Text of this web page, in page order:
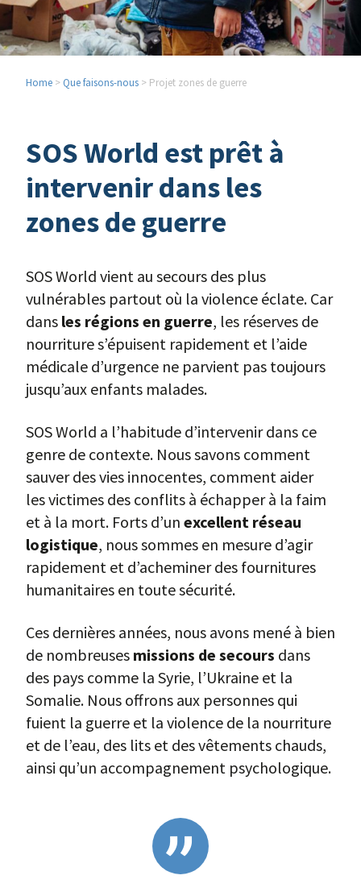
Home > Que faisons-nous > Projet zones de guerre
SOS World est prêt à
intervenir dans les
zones de guerre
SOS World vient au secours des plus
vulnérables partout où la violence éclate. Car
dans les régions en guerre, les réserves de
nourriture s’épuisent rapidement et l’aide
médicale d’urgence ne parvient pas toujours
jusqu’aux enfants malades.
SOS World a l’habitude d’intervenir dans ce
genre de contexte. Nous savons comment
sauver des vies innocentes, comment aider
les victimes des conflits à échapper à la faim
et à la mort. Forts d’un excellent réseau
logistique, nous sommes en mesure d’agir
rapidement et d’acheminer des fournitures
humanitaires en toute sécurité.
Ces dernières années, nous avons mené à bien
de nombreuses missions de secours dans
des pays comme la Syrie, l’Ukraine et la
Somalie. Nous offrons aux personnes qui
fuient la guerre et la violence de la nourriture
et de l’eau, des lits et des vêtements chauds,
ainsi qu’un accompagnement psychologique.